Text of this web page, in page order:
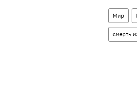
Мир
смерть